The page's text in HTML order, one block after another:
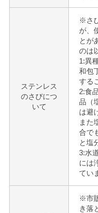
ステンレス
のさびにつ
いて
※さ
が、
とが
のは
1:異
和包
する
2:食
品（
は避
また
合で
と塩
3:水
には
てい
※市
き落